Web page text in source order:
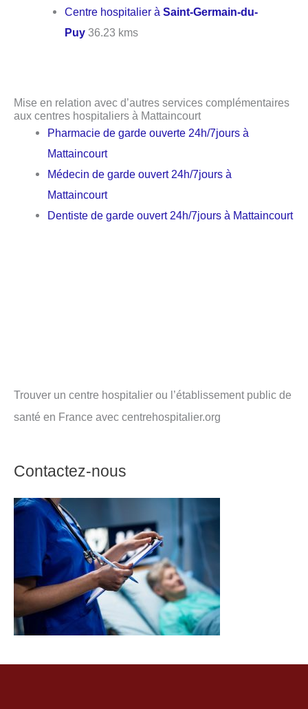
Centre hospitalier àSaint-Germain-du-
Puy 36.23 kms
Mise en relation avec d’autres services complémentaires
aux centres hospitaliers à Mattaincourt
Pharmacie de garde ouverte 24h/7jours à
Mattaincourt
Médecin de garde ouvert 24h/7jours à
Mattaincourt
Dentiste de garde ouvert 24h/7jours à Mattaincourt
Trouver un centre hospitalier ou l’établissement public de
santé en France avec centrehospitalier.org
Contactez-nous